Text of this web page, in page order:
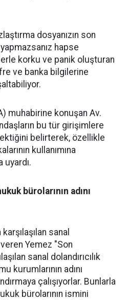
dosyanızın son
hapse
korku ve panik oluşturan
ve banka bilgilerine
muhabirine konuşan Av.
bu tür girişimlere
belirterek, özellikle
kullanımına
bürolarının adını
sanal
veren Yemez "Son
sanal dolandırıcılık
kurumlarının adını
çalışıyorlar. Bunlarla
bürolarının ismini